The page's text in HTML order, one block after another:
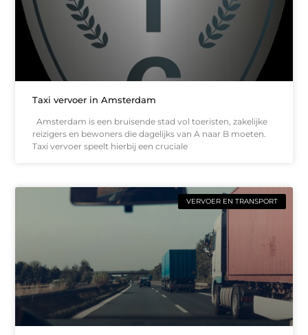
Taxi vervoer in Amsterdam
Amsterdam is een bruisende stad vol toeristen, zakelijke
reizigers en bewoners die dagelijks van A naar B moeten.
Taxi vervoer speelt hierbij een cruciale
VERVOER EN TRANSPORT